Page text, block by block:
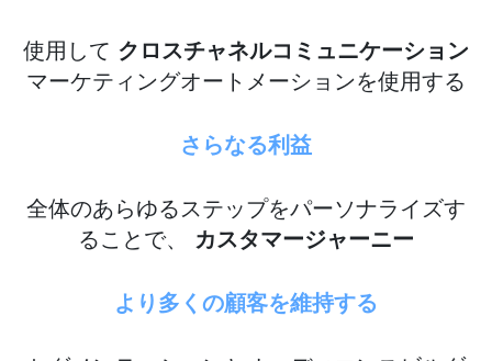
使用して クロスチャネルコミュニケーション
マーケティングオートメーションを使用する
さらなる利益
全体のあらゆるステップをパーソナライズす
ることで、 カスタマージャーニー
より多くの顧客を維持する